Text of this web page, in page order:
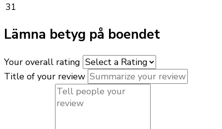
31
Lämna betyg på boendet
Your overall rating
Title of your review